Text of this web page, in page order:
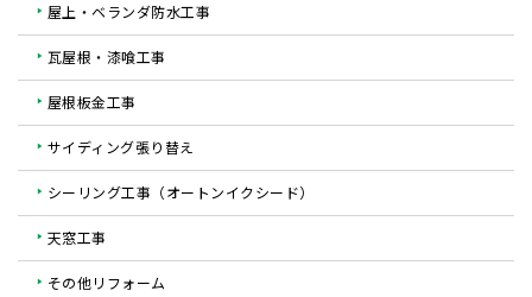
屋上・ベランダ防水工事
瓦屋根・漆喰工事
屋根板金工事
サイディング張り替え
シーリング工事（オートンイクシード）
天窓工事
その他リフォーム